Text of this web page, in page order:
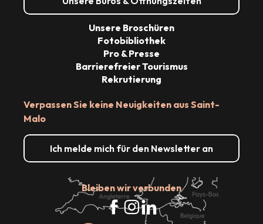
Verpassen Sie keine Neuigkeiten aus Saint-
Malo
Ich melde mich für den Newsletter an
Bleiben wir verbunden
Unsere Broschüren
Fotobibliothek
Pro & Presse
Barrierefreier Tourismus
Rekrutierung